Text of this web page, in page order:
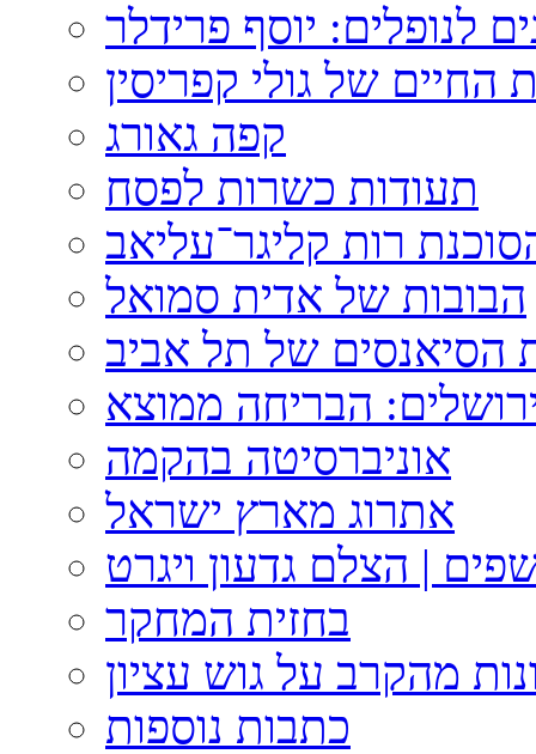
לנופלים: יוסף פרידלר
החיים של גולי קפריסין
קפה גאורג
תעודות כשרות לפסח
רות קליגר־עליאב
הבובות של אדית סמואל
של תל אביב
הבריחה ממוצא
אוניברסיטה בהקמה
אתרוג מארץ ישראל
| הצלם גדעון ויגרט
בחזית המחקר
מהקרב על גוש עציון
כתבות נוספות